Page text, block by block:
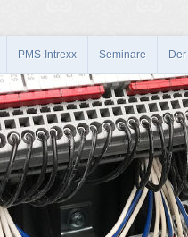
PMS-Intrexx Seminare